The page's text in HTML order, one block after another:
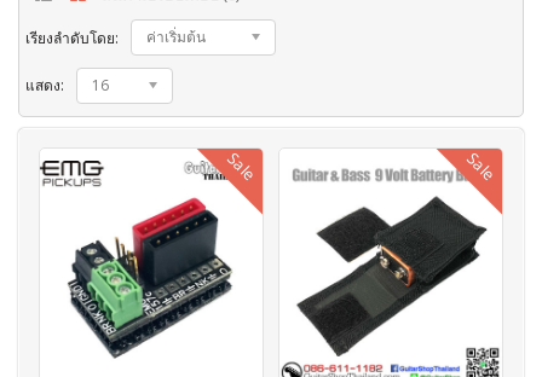
เรียงลำดับโดย: ค่าเริ่มต้น
แสดง: 16
Sale Sale